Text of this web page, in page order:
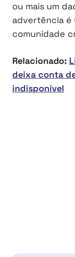
ou mais um
advertência é
comunidade
Relacionado:
deixa conta
indisponível